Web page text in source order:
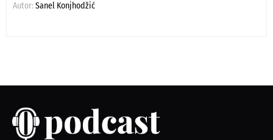
Autor: Sanel Konjhodžić